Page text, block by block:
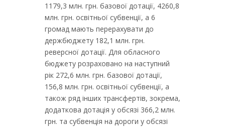
1179,3 млн. грн. базової дотації, 4260,8
млн. грн. освітньої субвенції, а 6
громад мають перерахувати до
держбюджету 182,1 млн. грн.
реверсної дотації. Для обласного
бюджету розраховано на наступний
рік 272,6 млн. грн. базової дотації,
156,8 млн. грн. освітньої субвенції, а
також ряд інших трансфертів, зокрема,
додаткова дотація у обсязі 366,2 млн.
грн. та субвенція на дороги у обсязі